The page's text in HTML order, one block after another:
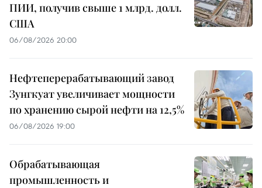
ПИИ, получив свыше 1 млрд. долл.
США
06/08/2026 20:00
Нефтеперерабатывающий завод
Зунгкуат увеличивает мощности
по хранению сырой нефти на 12,5%
06/08/2026 19:00
Обрабатывающая
промышленность и